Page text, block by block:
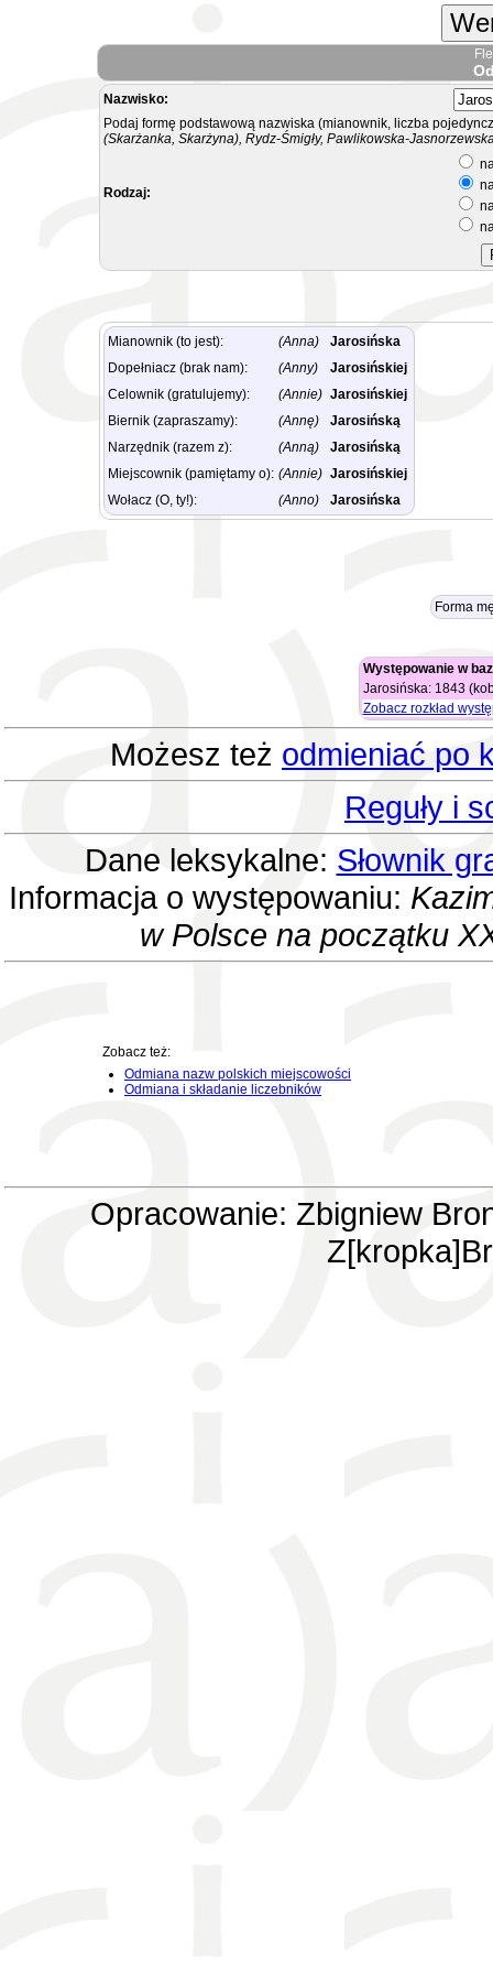
Nazwisko:
Podaj formę podstawową nazwiska (mianownik, liczba
(Skarżanka, Skarżyna), Rydz-Śmigły, Pawlikowska-
Rodzaj:
Mianownik (to jest): (Anna)
Jarosińska
Dopełniacz (brak nam):
(Anny)
Jarosińskiej
Celownik (gratulujemy):
(Annie) Jarosińskiej
Biernik (zapraszamy):
(Annę)
Jarosińską
Narzędnik (razem z):
(Anną)
Jarosińską
Miejscownik (pamiętamy o): (Annie) Jarosińskiej
Wołacz (O, ty!):
(Anno) Jarosińska
Forma
Występowanie w
Jarosińska: 1843
Zobacz rozkład
Możesz też odmieniać po
Reguły i
Dane leksykalne: Słownik
Informacja o występowaniu:
w Polsce na początku
Zobacz też:
Odmiana nazw polskich miejscowości
Odmiana i składanie liczebników
Opracowanie: Zbigniew